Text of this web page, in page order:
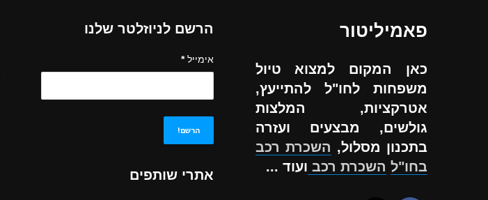
פאמיליטור
כאן המקום למצוא טיול
משפחות לחו"ל להתייעץ,
אטרקציות, המלצות
גולשים, מבצעים ועזרה
בתכנון מסלול, השכרת רכב
בחו"ל השכרת רכב ועוד ...
הרשם לניוזלטר שלנו
אימייל*
אתרי שותפים